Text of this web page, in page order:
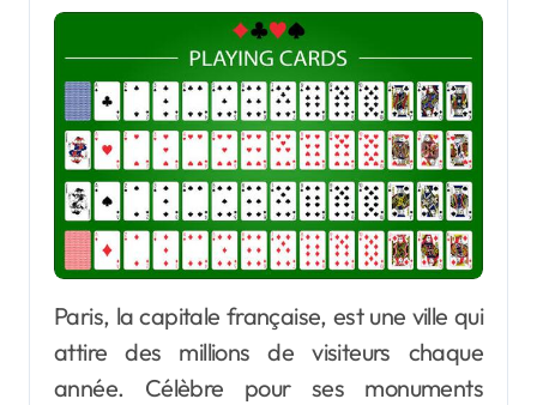
Paris, la capitale française, est une ville qui
attire des millions de visiteurs chaque
année. Célèbre pour ses monuments